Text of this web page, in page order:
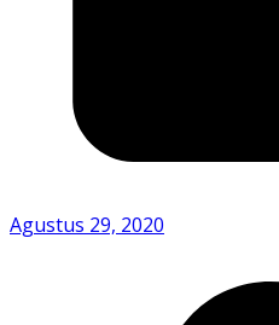
Agustus 29, 2020